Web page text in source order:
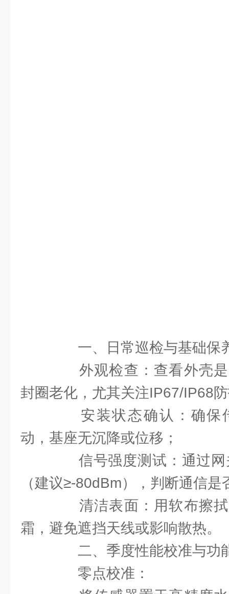
一、日常巡检与基础保
外观检查：查看外壳是
封圈老化，尤其关注IP67/IP68
安装状态确认：确保
动，基座无沉降或位移；
信号强度测试：通过网
（建议≥-80dBm），判断通信是
清洁表面：用软布擦拭
霜，避免遮挡天线或影响散热。
二、季度性能校准与功
零点校准：